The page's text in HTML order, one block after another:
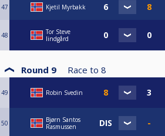
47 Kjetil Myrbakk
48
Tor Steve
lindgård
Round 9 Race to 8
49 Robin Svedin
50
Bjørn Santos
Rasmussen